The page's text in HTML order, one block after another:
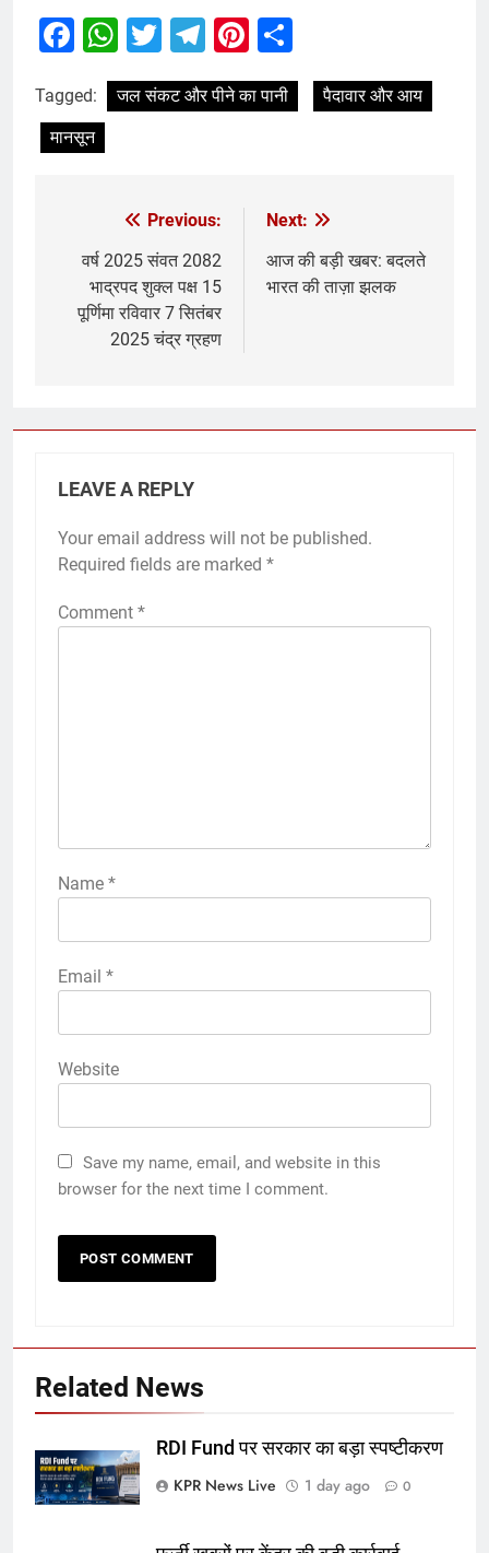
Facebook
WhatsApp
Twitter
Telegram
Pinterest
Tagged: जल संकट और पीने का पानी
पैदावार और आय
मानसून
Previous:
वर्ष 2025 संवत 2082
भाद्रपद शुक्ल पक्ष 15
पूर्णिमा रविवार 7 सितंबर
2025 चंद्र ग्रहण
Next:
आज की बड़ी खबर: बदलते
भारत की ताज़ा झलक
LEAVE A REPLY
Your email address will not be published.
Required fields are marked *
Comment *
Name *
Email *
Website
Save my name, email, and website in this
browser for the next time I comment.
Related News
RDI Fund पर सरकार का बड़ा स्पष्टीकरण
KPR News Live
1 day ago 0